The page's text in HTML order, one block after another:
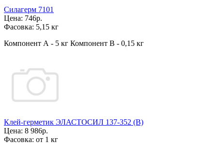
Силагерм 7101
Цена: 746р.
Фасовка: 5,15 кг
Компонент А - 5 кг Компонент В - 0,15 кг
Клей-герметик ЭЛАСТОСИЛ 137-352 (В)
Цена: 8 986р.
Фасовка: от 1 кг